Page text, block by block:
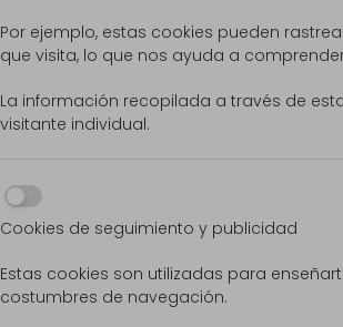
Por ejemplo, estas cookies pueden
que visita, lo que nos ayuda a
La información recopilada a través de
visitante individual.
Cookies de seguimiento y publicidad
Estas cookies son utilizadas para
costumbres de navegación.